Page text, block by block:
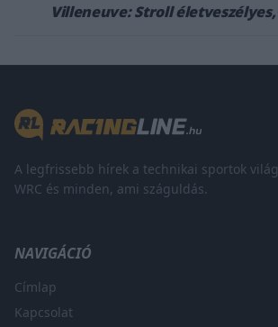
Villeneuve: Stroll
A legfrissebb hírek a technikai sportok
WRC és minden, ami száguldás.
NAVIGÁCIÓ
Címlap
Kapcsolat